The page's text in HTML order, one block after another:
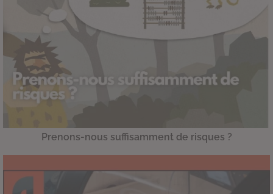
Prenons-nous suffisamment de risques ?